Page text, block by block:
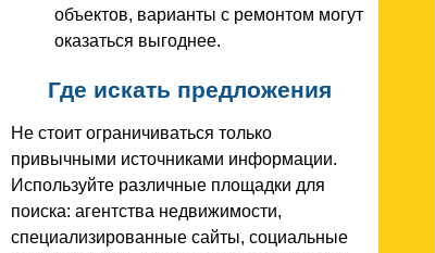
объектов, варианты с ремонтом могут
оказаться выгоднее.
Где искать предложения
Не стоит ограничиваться только
привычными источниками информации.
Используйте различные площадки для
поиска: агентства недвижимости,
специализированные сайты, социальные